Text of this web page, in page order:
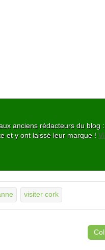
anciens rédacteurs du
et y ont laissé leur marque !
visiter cork